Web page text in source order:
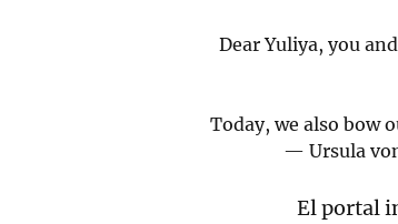
Dear Yuliya, you
Today, we also bow
— Ursula
El portal